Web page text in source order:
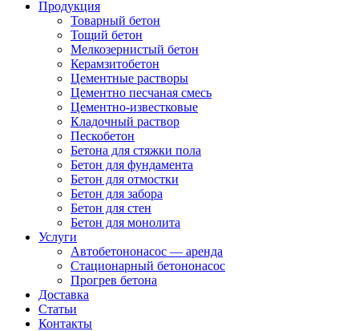
Продукция
Товарный бетон
Тощий бетон
Мелкозернистый бетон
Керамзитобетон
Цементные растворы
Цементно песчаная смесь
Цементно-известковые
Кладочный раствор
Пескобетон
Бетона для стяжки пола
Бетон для фундамента
Бетон для отмостки
Бетон для забора
Бетон для стен
Бетон для монолита
Услуги
Автобетононасос — аренда
Стационарный бетононасос
Прогрев бетона
Доставка
Статьи
Контакты